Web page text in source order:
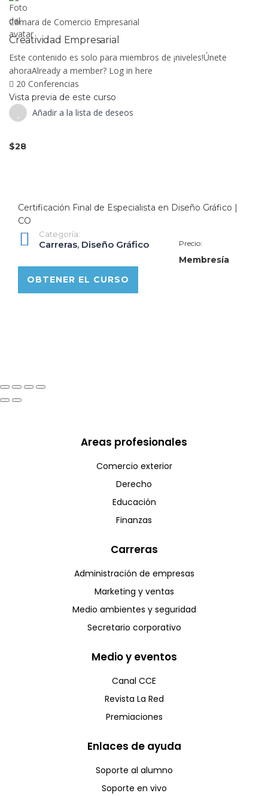
Cámara de Comercio Empresarial
Creatividad Empresarial
Este contenido es solo para miembros de ¡niveles!Únete
ahoraAlready a member? Log in here
20 Conferencias
Vista previa de este curso
Añadir a la lista de deseos
$28
Certificación Final de Especialista en Diseño Gráfico |
CO
Categoría:
Carreras, Diseño Gráfico Precio:
Membresía
OBTENER EL CURSO
Areas profesionales
Comercio exterior
Derecho
Educación
Finanzas
Carreras
Administración de empresas
Marketing y ventas
Medio ambientes y seguridad
Secretario corporativo
Medio y eventos
Canal CCE
Revista La Red
Premiaciones
Enlaces de ayuda
Soporte al alumno
Soporte en vivo